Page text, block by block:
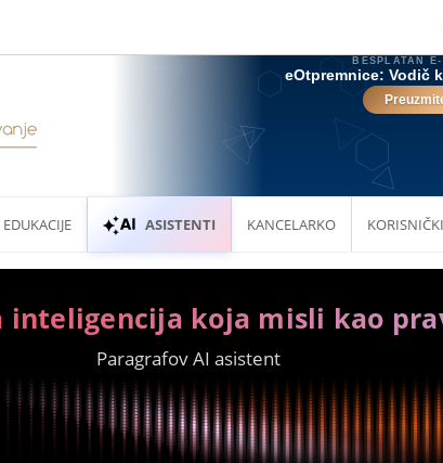
EDUKACIJE ASISTENTI KANCELARKO
inteligencija koja misli kao
Paragrafov AI asistent